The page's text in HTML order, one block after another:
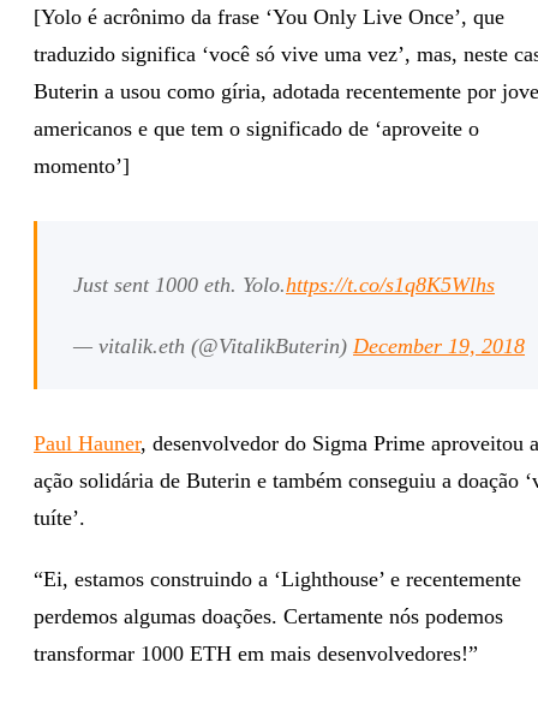
[Yolo é acrônimo da frase ‘You Only Live Once’, que
traduzido significa ‘você só vive uma vez’, mas, neste
Buterin a usou como gíria, adotada recentemente por
americanos e que tem o significado de ‘aproveite o
momento’]
Just sent 1000 eth. Yolo.https://t.co/s1q8K5Wlhs
— vitalik.eth (@VitalikButerin) December 19, 2018
Paul Hauner, desenvolvedor do Sigma Prime aproveitou a
ação solidária de Buterin e também conseguiu a doação
tuíte’.
“Ei, estamos construindo a ‘Lighthouse’ e recentemente
perdemos algumas doações. Certamente nós podemos
transformar 1000 ETH em mais desenvolvedores!”